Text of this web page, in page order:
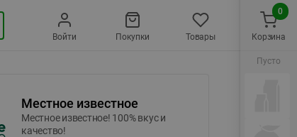
Войти Покупки Товары
Местное известное
Местное известное! 100% вкус и
качество!
Корзина
0
Пусто